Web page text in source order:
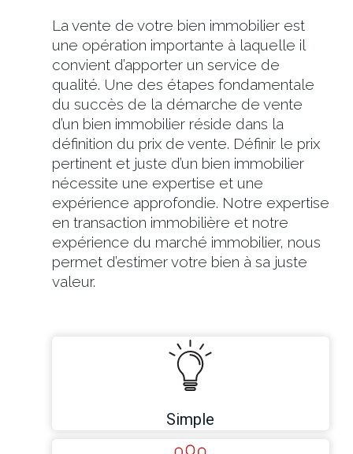
La vente de votre bien immobilier est
une opération importante à laquelle il
convient d’apporter un service de
qualité. Une des étapes fondamentale
du succès de la démarche de vente
d’un bien immobilier réside dans la
définition du prix de vente. Définir le prix
pertinent et juste d’un bien immobilier
nécessite une expertise et une
expérience approfondie. Notre expertise
en transaction immobilière et notre
expérience du marché immobilier, nous
permet d’estimer votre bien à sa juste
valeur.
Simple